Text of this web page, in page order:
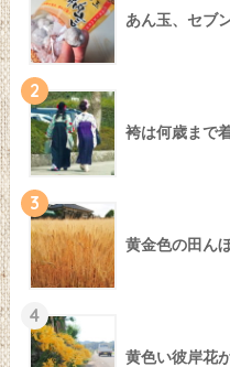
あん玉、セブ
2
袴は何歳まで
3
黄金色の田ん
4
黄色い彼岸花